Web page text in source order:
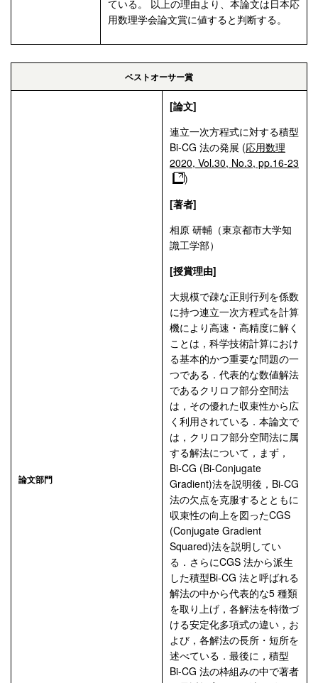
ている。 以上の理由より、本論文は日本応
用数理学会論文賞に値すると判断する。
ベストオーサー賞
論文部門
[論文]
連立一次方程式に対する積型
Bi-CG 法の発展 (応用数理
2020, Vol.30, No.3, pp.16-23
)
[著者]
相原 研輔（東京都市大学知
識工学部）
[授賞理由]
大規模で疎な正則行列を係数
に持つ連立一次方程式を計算
機により高速・高精度に解く
ことは，科学技術計算におけ
る基本的かつ重要な問題の一
つである．代表的な数値解法
であるクリロフ部分空間法
は，その優れた収束性から広
く利用されている．本論文で
は，クリロフ部分空間法に属
する解法について，まず，
Bi-CG (Bi-Conjugate
Gradient)法を説明後，Bi-CG
法の欠点を克服するとともに
収束性の向上を図ったCGS
(Conjugate Gradient
Squared)法を説明してい
る．さらにCGS 法から派生
した積型Bi-CG 法と呼ばれる
解法の中から代表的な5 種類
を取り上げ，各解法を特徴づ
ける安定化多項式の違い，お
よび，各解法の長所・短所を
述べている．最後に，積型
Bi-CG 法の枠組みの中で著者